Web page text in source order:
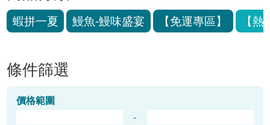
蝦拼一夏 鰻魚-鰻味盛宴 【免運專區】 【
條件篩選
價格範圍
-